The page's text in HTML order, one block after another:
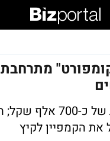
בהשקעה כוללת של כ-
את הקמפיין לקיץ